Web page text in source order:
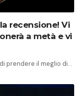
recensione! Vi
a metà e vi
prendere il meglio di…